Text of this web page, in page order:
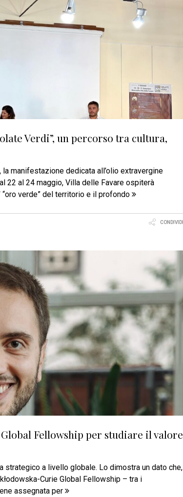
Verdi”, un percorso tra cultura,
la manifestazione dedicata all’olio extravergine
22 al 24 maggio, Villa delle Favare ospiterà
verde” del territorio e il profondo
CONDIVIDI
Fellowship per studiare il valore
strategico a livello globale. Lo dimostra un dato che,
Curie Global Fellowship – tra i
assegnata per